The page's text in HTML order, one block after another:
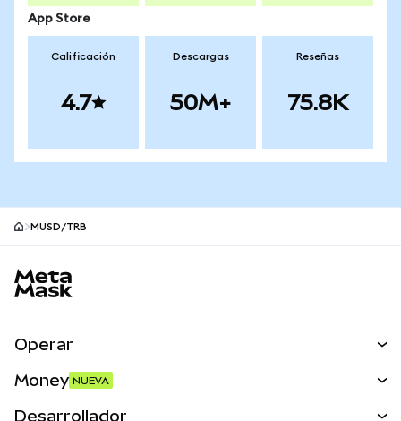
App Store
Calificación
4.7
Descargas
50M+
Reseñas
75.8K
MUSD/TRB
Operar
Money NUEVA
Desarrollador